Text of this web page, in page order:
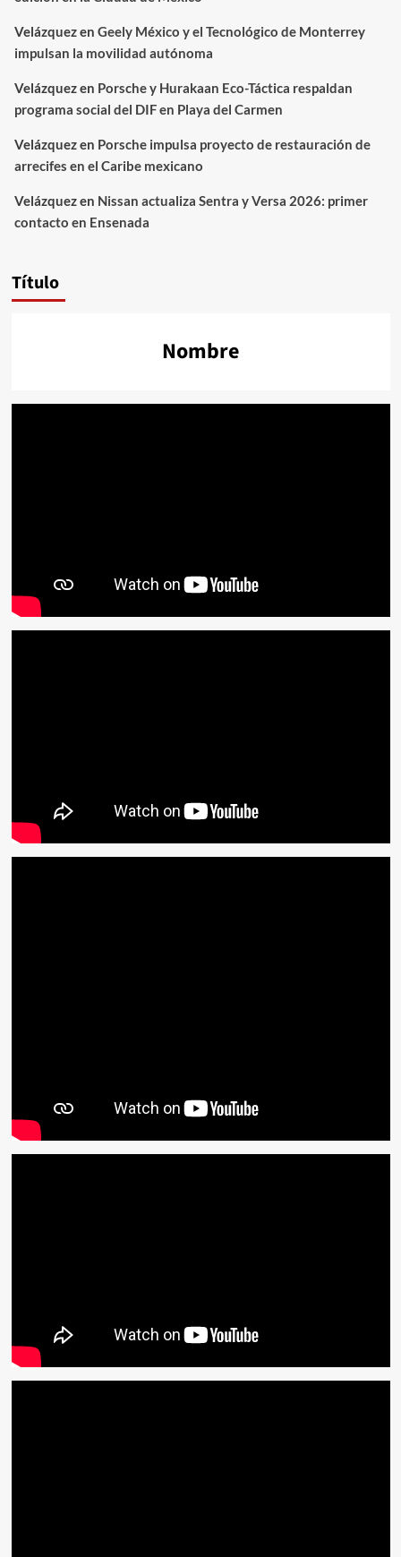
Velázquezen Geely México y el Tecnológico de Monterrey
impulsan la movilidad autónoma
Velázquezen Porsche y Hurakaan Eco-Táctica respaldan
programa social del DIF en Playa del Carmen
Velázquezen Porsche impulsa proyecto de restauración de
arrecifes en el Caribe mexicano
Velázquezen Nissan actualiza Sentra y Versa 2026: primer
contacto en Ensenada
Título
Nombre